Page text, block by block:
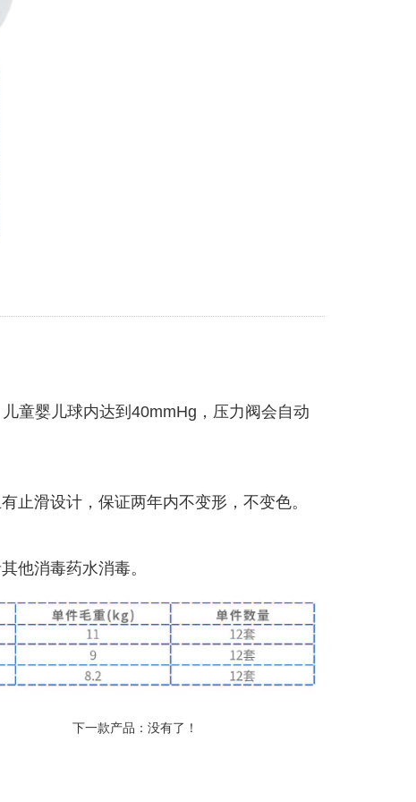
童婴儿球内达到40mmHg，压力阀会自动
止滑设计，保证两年内不变形，不变色。
他消毒药水消毒。
下一款产品：没有了！